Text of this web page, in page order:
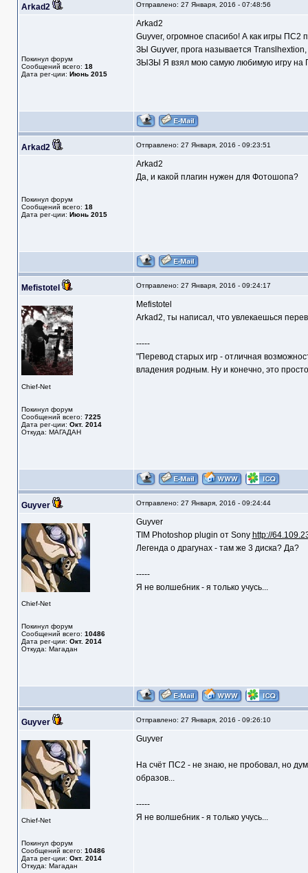
Arkad2 Отправлено: 27 Января, 2016 - 07:48:56
Покинул форум
Сообщений всего: 18
Дата рег-ции: Июнь 2015
Arkad2
Guyver, огромное спасибо! А как игры ПС2
ЗЫ Guyver, прога называется
ЗЫЗЫ Я взял мою самую любимую игру на
Arkad2 Отправлено: 27 Января, 2016 - 09:23:51
Покинул форум
Сообщений всего: 18
Дата рег-ции: Июнь 2015
Arkad2
Да, и какой плагин нужен для Фотошопа?
Mefistotel Отправлено: 27 Января, 2016 - 09:24:17
Chief-Net
Покинул форум
Сообщений всего: 7225
Дата рег-ции: Окт. 2014
Откуда: МАГАДАН
Mefistotel
Arkad2, ты написал, что увлекаешься
-----
"Перевод старых игр - отличная
владения родным. Ну и конечно, это
Guyver Отправлено: 27 Января, 2016 - 09:24:44
Chief-Net
Покинул форум
Сообщений всего: 10486
Дата рег-ции: Окт. 2014
Откуда: Магадан
Guyver
TIM Photoshop plugin от Sony http://
Легенда о драгунах - там же 3 диска? Да?
-----
Я не волшебник - я только учусь...
Guyver Отправлено: 27 Января, 2016 - 09:26:10
Chief-Net
Покинул форум
Сообщений всего: 10486
Дата рег-ции: Окт. 2014
Откуда: Магадан
Guyver
На счёт ПС2 - не знаю, не пробовал, но
образов...
-----
Я не волшебник - я только учусь...